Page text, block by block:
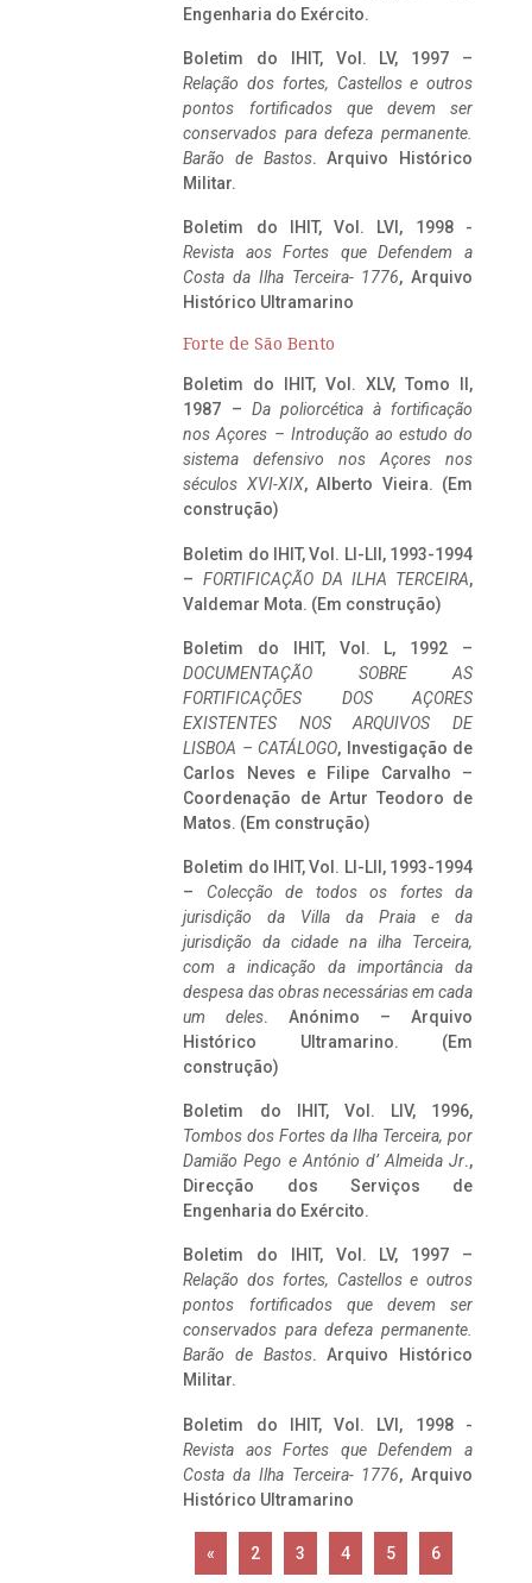
Engenharia do Exército.
Boletim do IHIT, Vol. LV, 1997 –
Relação dos fortes, Castellos e outros
pontos fortificados que devem ser
conservados para defeza permanente.
Barão de Bastos. Arquivo Histórico
Militar.
Boletim do IHIT, Vol. LVI, 1998 -
Revista aos Fortes que Defendem a
Costa da Ilha Terceira- 1776, Arquivo
Histórico Ultramarino
Forte de São Bento
Boletim do IHIT, Vol. XLV, Tomo II,
1987 – Da poliorcética à fortificação
nos Açores – Introdução ao estudo do
sistema defensivo nos Açores nos
séculos XVI-XIX, Alberto Vieira. (Em
construção)
Boletim do IHIT, Vol. LI-LII, 1993-1994
– FORTIFICAÇÃO DA ILHA TERCEIRA,
Valdemar Mota. (Em construção)
Boletim do IHIT, Vol. L, 1992 –
DOCUMENTAÇÃO SOBRE AS
FORTIFICAÇÕES DOS AÇORES
EXISTENTES NOS ARQUIVOS DE
LISBOA – CATÁLOGO, Investigação de
Carlos Neves e Filipe Carvalho –
Coordenação de Artur Teodoro de
Matos. (Em construção)
Boletim do IHIT, Vol. LI-LII, 1993-1994
– Colecção de todos os fortes da
jurisdição da Villa da Praia e da
jurisdição da cidade na ilha Terceira,
com a indicação da importância da
despesa das obras necessárias em cada
um deles. Anónimo – Arquivo
Histórico Ultramarino. (Em
construção)
Boletim do IHIT, Vol. LIV, 1996,
Tombos dos Fortes da Ilha Terceira, por
Damião Pego e António d’ Almeida Jr.,
Direcção dos Serviços de
Engenharia do Exército.
Boletim do IHIT, Vol. LV, 1997 –
Relação dos fortes, Castellos e outros
pontos fortificados que devem ser
conservados para defeza permanente.
Barão de Bastos. Arquivo Histórico
Militar.
Boletim do IHIT, Vol. LVI, 1998 -
Revista aos Fortes que Defendem a
Costa da Ilha Terceira- 1776, Arquivo
Histórico Ultramarino
« 2 3 4 5 6